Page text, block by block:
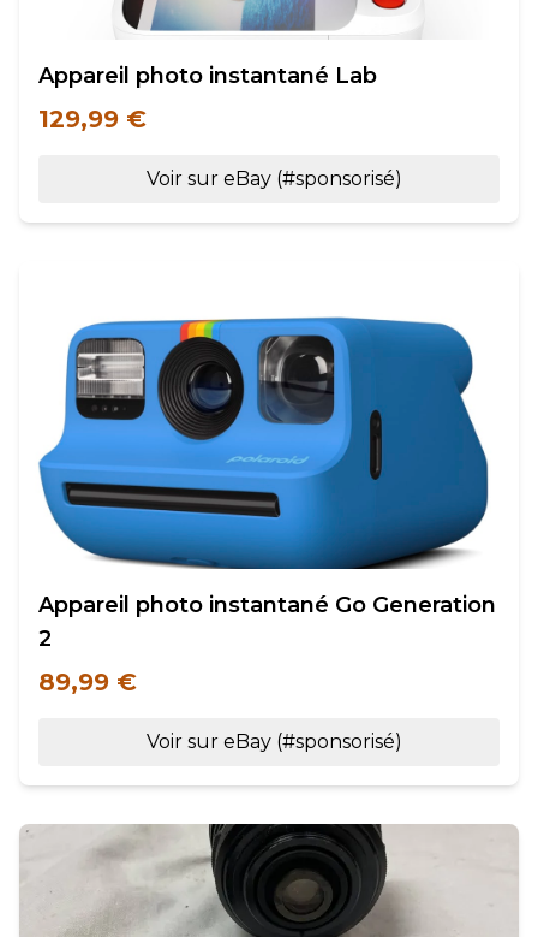
Appareil photo instantané Lab
129,99 €
Voir sur eBay (#sponsorisé)
Appareil photo instantané Go Generation
2
89,99 €
Voir sur eBay (#sponsorisé)